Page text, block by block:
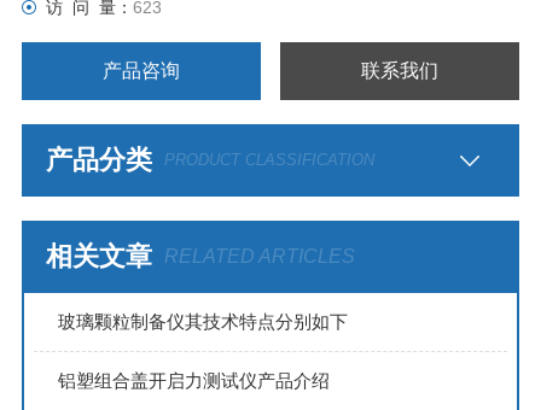
访 问 量： 623
产品咨询 联系我们
产品分类 PRODUCT CLASSIFICATION
相关文章 RELATED ARTICLES
玻璃颗粒制备仪其技术特点分别如下
铝塑组合盖开启力测试仪产品介绍